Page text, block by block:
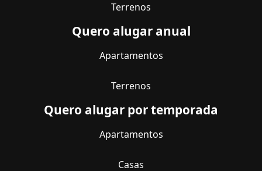
Terrenos
Quero alugar anual
Apartamentos
Terrenos
Quero alugar por temporada
Apartamentos
Casas